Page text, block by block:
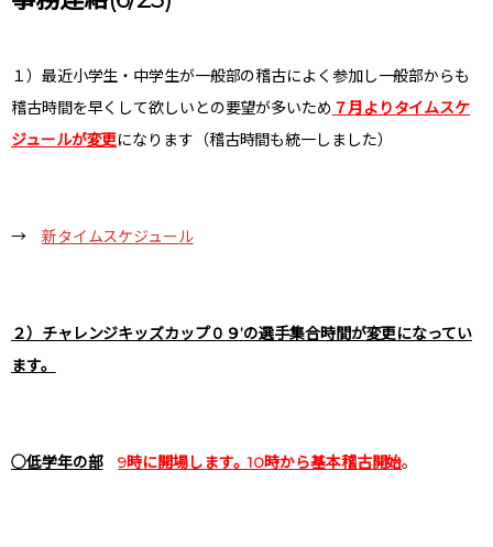
１）最近小学生・中学生が一般部の稽古によく参加し一般部からも
稽古時間を早くして欲しいとの要望が多いため ７月よりタイムスケ
ジュールが変更になります（稽古時間も統一しました）
→ 新タイムスケジュール
２）チャレンジキッズカップ０９’の選手集合時間が変更になってい
ます。
○低学年の部 9時に開場します。10時から基本稽古開始。